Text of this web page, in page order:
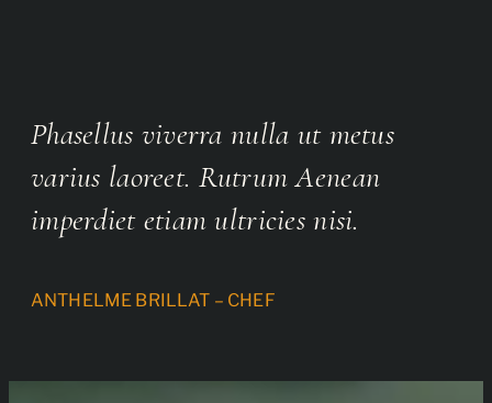
Phasellus viverra nulla ut metus
varius laoreet. Rutrum Aenean
imperdiet etiam ultricies nisi.
ANTHELME BRILLAT – CHEF